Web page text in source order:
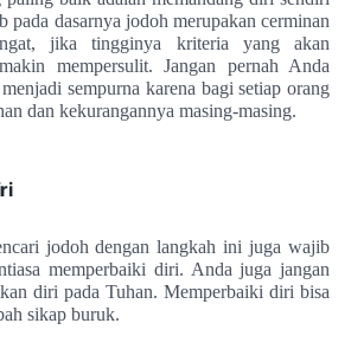
pada dasarnya jodoh merupakan cerminan
jika tingginya kriteria yang akan
mempersulit. Jangan pernah Anda
sempurna karena bagi setiap orang
dan kekurangannya masing-masing.
jodoh dengan langkah ini juga wajib
memperbaiki diri. Anda juga jangan
diri pada Tuhan. Memperbaiki diri bisa
sikap buruk.